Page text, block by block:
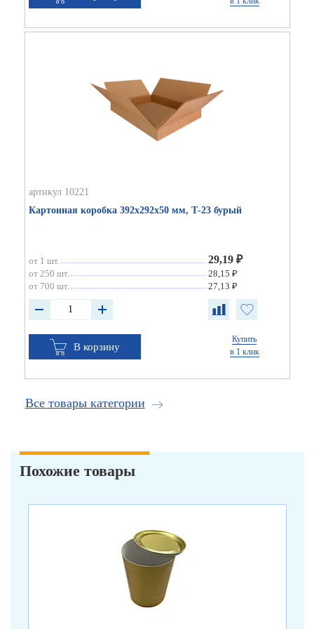
артикул 10221
Картонная коробка 392х292х50 мм, Т-23 бурый
от 1 шт. 29,19 ₽
от 250 шт.
28,15 ₽
от 700 шт.
27,13 ₽
В корзину
Купить
в 1 клик
Все товары категории
Похожие товары